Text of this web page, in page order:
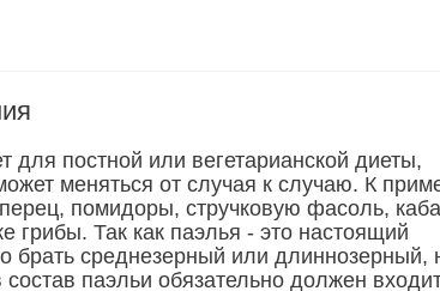
постной или вегетарианской диеты,
меняться от случая к случаю. К
помидоры, стручковую фасоль,
грибы. Так как паэлья - это настоящий
брать среднезерный или длиннозерный,
паэльи обязательно должен